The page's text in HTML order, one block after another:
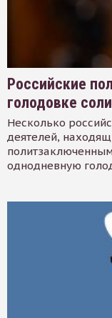
Российские
голодовке
Несколько
деятелей,
однодневную